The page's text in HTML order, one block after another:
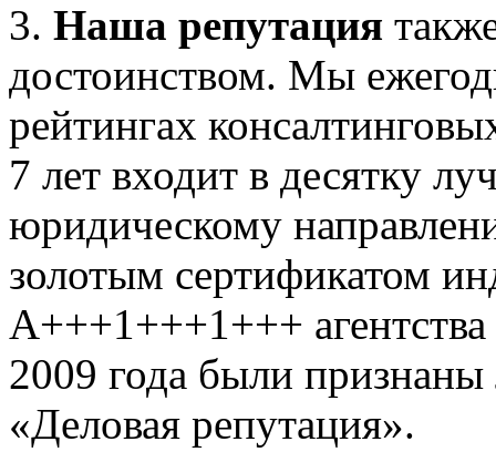
3. Наша репутация
достоинством. Мы
рейтингах
7 лет входит в десятку
юридическому
золотым сертификатом
А+++1+++1+++
2009 года были
«Деловая репутация».